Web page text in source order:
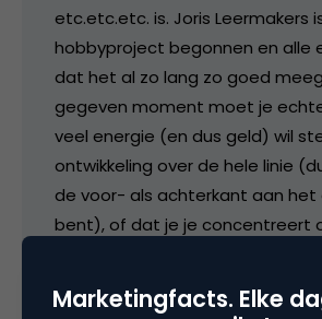
etc.etc.etc. is. Joris Leermakers
hobbyproject begonnen en alle
dat het al zo lang zo goed
gegeven moment moet je
veel energie (en dus geld) wil
ontwikkeling over de hele linie
de voor- als achterkant aan het
bent), of dat je je concentreert
Marketingfacts. Elke